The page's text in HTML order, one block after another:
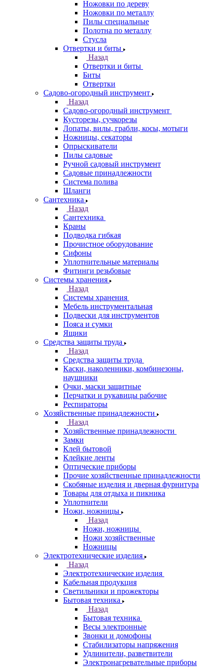
Ножовки по дереву
Ножовки по металлу
Пилы специальные
Полотна по металлу
Стусла
Отвертки и биты
Назад
Отвертки и биты
Биты
Отвертки
Садово-огородный инструмент
Назад
Садово-огородный инструмент
Кусторезы, сучкорезы
Лопаты, вилы, грабли, косы, мотыги
Ножницы, секаторы
Опрыскиватели
Пилы садовые
Ручной садовый инструмент
Садовые принадлежности
Система полива
Шланги
Сантехника
Назад
Сантехника
Краны
Подводка гибкая
Прочистное оборудование
Сифоны
Уплотнительные материалы
Фитинги резьбовые
Системы хранения
Назад
Системы хранения
Мебель инструментальная
Подвески для инструментов
Пояса и сумки
Ящики
Средства защиты труда
Назад
Средства защиты труда
Каски, наколенники, комбинезоны,
наушники
Очки, маски защитные
Перчатки и рукавицы рабочие
Респираторы
Хозяйственные принадлежности
Назад
Хозяйственные принадлежности
Замки
Клей бытовой
Клейкие ленты
Оптические приборы
Прочие хозяйственные принадлежности
Скобяные изделия и дверная фурнитура
Товары для отдыха и пикника
Уплотнители
Ножи, ножницы
Назад
Ножи, ножницы
Ножи хозяйственные
Ножницы
Электротехнические изделия
Назад
Электротехнические изделия
Кабельная продукция
Светильники и прожекторы
Бытовая техника
Назад
Бытовая техника
Весы электронные
Звонки и домофоны
Стабилизаторы напряжения
Удлинители, разветвители
Электронагревательные приборы